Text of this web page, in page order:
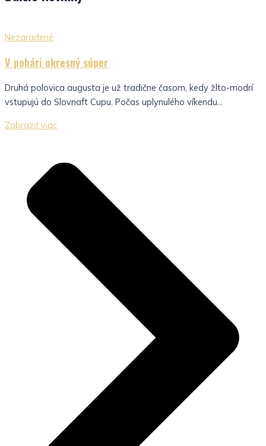
Nezaradené
V pohári okresný súper
Druhá polovica augusta je už tradične časom, kedy žlto-modrí
vstupujú do Slovnaft Cupu. Počas uplynulého víkendu...
Zobraziť viac